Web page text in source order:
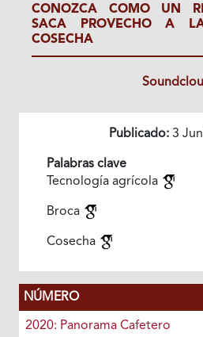
CONOZCA COMO UN
SACA PROVECHO A
COSECHA
Publicado:3
Palabras clave
Tecnología agrícola
Broca
Cosecha
NÚMERO
2020: Panorama Cafetero